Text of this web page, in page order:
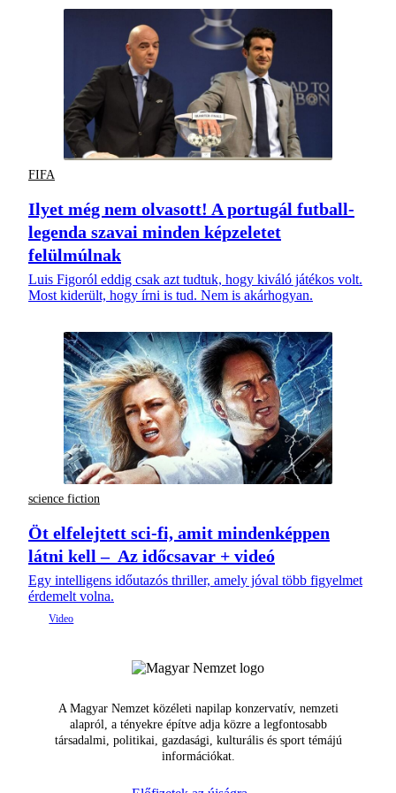
FIFA
Ilyet még nem olvasott! A portugál futball-
legenda szavai minden képzeletet
felülmúlnak
Luis Figoról eddig csak azt tudtuk, hogy kiváló játékos volt.
Most kiderült, hogy írni is tud. Nem is akárhogyan.
science fiction
Öt elfelejtett sci-fi, amit mindenképpen
látni kell – Az időcsavar + videó
Egy intelligens időutazós thriller, amely jóval több figyelmet
érdemelt volna.
A Magyar Nemzet közéleti napilap konzervatív, nemzeti
alapról, a tényekre építve adja közre a legfontosabb
társadalmi, politikai, gazdasági, kulturális és sport témájú
információkat.